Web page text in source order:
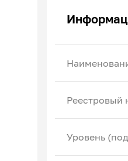
Эксперты по ПОА
Реестровый
Уровень